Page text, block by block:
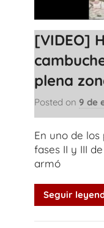
[VIDEO]
plena
Posted on 9 de
En uno de
fases II y III
armó
Seguir